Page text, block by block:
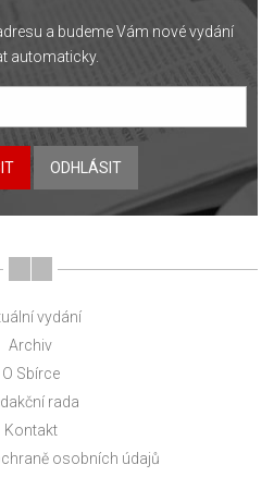
a budeme Vám nové vydání
automaticky.
ODHLÁSIT
vydání
Archiv
O Sbírce
rada
Kontakt
osobních údajů